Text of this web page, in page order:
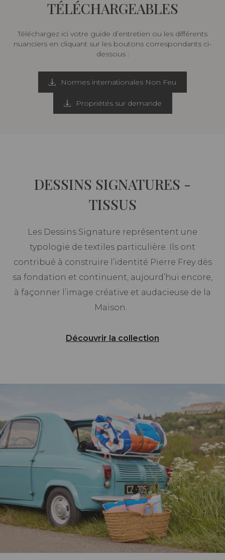
TÉLÉCHARGEABLES
Téléchargez ici votre guide d’entretien ou les différents
nuanciers en cliquant sur les boutons correspondants ci-
dessous :
Normes internationales Non Feu
Propriétés sur demande
DESSINS SIGNATURES -
TISSUS
Les Dessins Signature représentent une
typologie de textiles particulière. Ils ont
contribué à construire l’identité Pierre Frey dès
sa fondation et continuent, aujourd’hui encore,
à façonner l’image créative et audacieuse de la
Maison.
Découvrir la collection